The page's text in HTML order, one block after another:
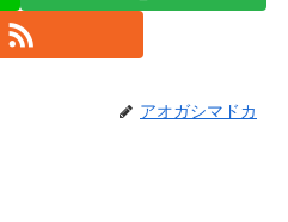
アオガシマドカ